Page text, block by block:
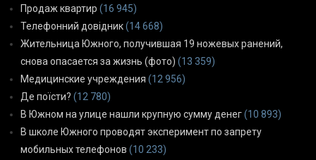
Продаж квартир (16 945)
Телефонний довідник(14 668)
Жительница Южного, получившая 19 ножевых ранений,
снова опасается за жизнь (фото) (13 359)
Медицинские учреждения (12 956)
Де поїсти? (12 780)
В Южном на улице нашли крупную сумму денег(10 893)
В школе Южного проводят эксперимент по запрету
мобильных телефонов (10 233)